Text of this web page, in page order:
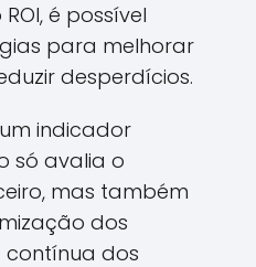
é possível
para melhorar
desperdícios.
um indicador
só avalia o
mas também
dos
contínua dos